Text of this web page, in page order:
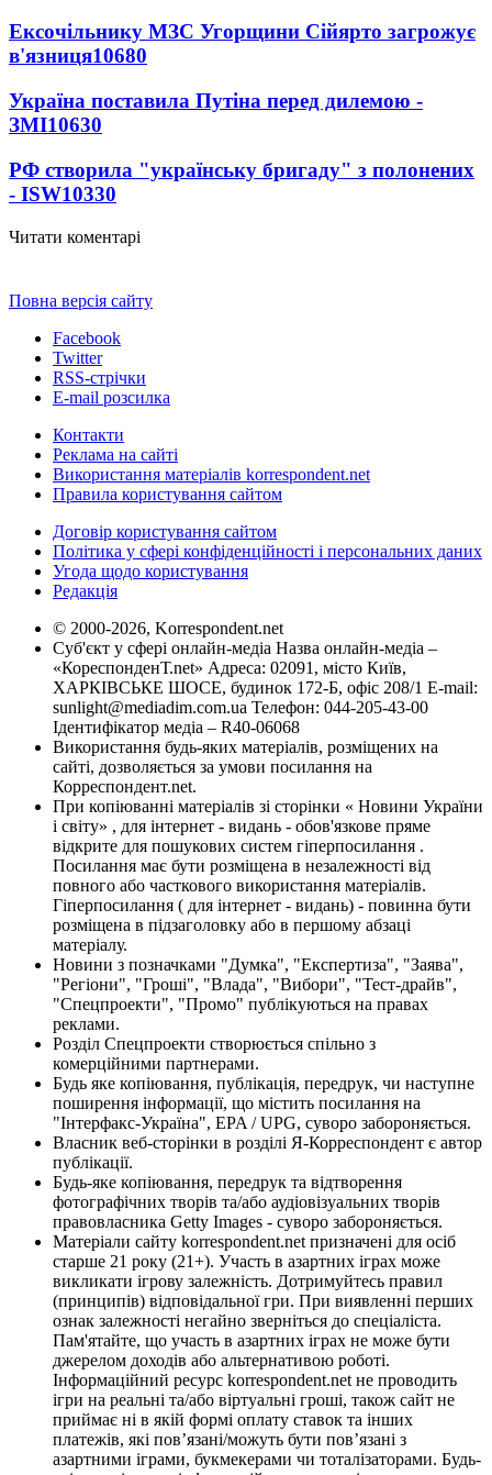
Ексочільнику МЗС Угорщини Сійярто загрожує
в'язниця10680
Україна поставила Путіна перед дилемою -
ЗМІ10630
РФ створила "українську бригаду" з полонених
- ISW10330
Читати коментарі
Повна версія сайту
Facebook
Twitter
RSS-стрічки
E-mail розсилка
Контакти
Реклама на сайті
Використання матеріалів korrespondent.net
Правила користування сайтом
Договір користування сайтом
Політика у сфері конфіденційності і персональних даних
Угода щодо користування
Редакція
© 2000-2026, Korrespondent.net
Суб'єкт у сфері онлайн-медіа Назва онлайн-медіа –
«КореспонденТ.net» Адреса: 02091, місто Київ,
ХАРКІВСЬКЕ ШОСЕ, будинок 172-Б, офіс 208/1 E-mail:
sunlight@mediadim.com.ua Телефон: 044-205-43-00
Ідентифікатор медіа – R40-06068
Використання будь-яких матеріалів, розміщених на
сайті, дозволяється за умови посилання на
Корреспондент.net.
При копіюванні матеріалів зі сторінки « Новини України
і світу» , для інтернет - видань - обов'язкове пряме
відкрите для пошукових систем гіперпосилання .
Посилання має бути розміщена в незалежності від
повного або часткового використання матеріалів.
Гіперпосилання ( для інтернет - видань) - повинна бути
розміщена в підзаголовку або в першому абзаці
матеріалу.
Новини з позначками "Думка", "Експертиза", "Заява",
"Регіони", "Гроші", "Влада", "Вибори", "Тест-драйв",
"Спецпроекти", "Промо" публікуються на правах
реклами.
Розділ Спецпроекти створюється спільно з
комерційними партнерами.
Будь яке копіювання, публікація, передрук, чи наступне
поширення інформації, що містить посилання на
"Інтерфакс-Україна", EPA / UPG, суворо забороняється.
Власник веб-сторінки в розділі Я-Корреспондент є автор
публікації.
Будь-яке копіювання, передрук та відтворення
фотографічних творів та/або аудіовізуальних творів
правовласника Getty Images - суворо забороняється.
Матеріали сайту korrespondent.net призначені для осіб
старше 21 року (21+). Участь в азартних іграх може
викликати ігрову залежність. Дотримуйтесь правил
(принципів) відповідальної гри. При виявленні перших
ознак залежності негайно зверніться до спеціаліста.
Пам'ятайте, що участь в азартних іграх не може бути
джерелом доходів або альтернативою роботі.
Інформаційний ресурс korrespondent.net не проводить
ігри на реальні та/або віртуальні гроші, також сайт не
приймає ні в якій формі оплату ставок та інших
платежів, які пов’язані/можуть бути пов’язані з
азартними іграми, букмекерами чи тоталізаторами. Будь-